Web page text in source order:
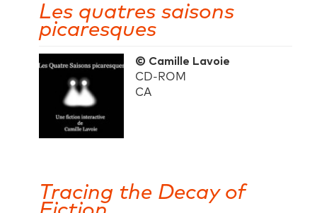
Les quatres saisons
picaresques
© Camille Lavoie
CD-ROM
CA
Tracing the Decay of